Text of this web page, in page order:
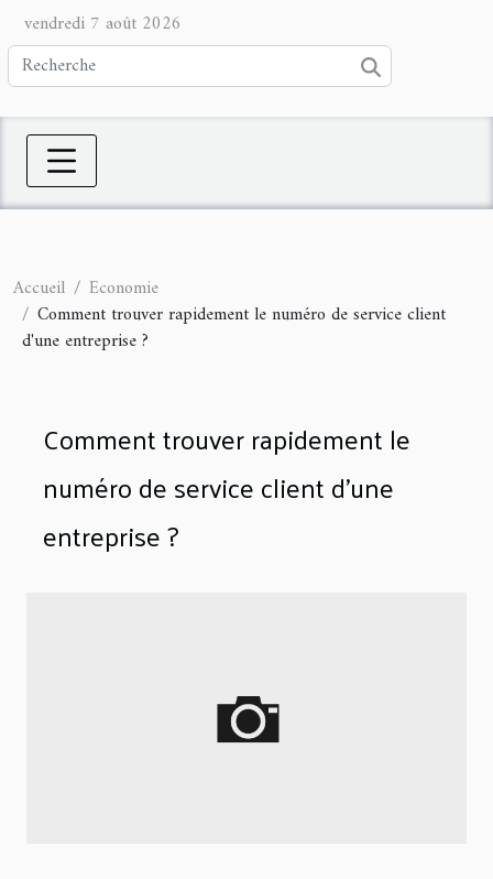
vendredi 7 août 2026
Accueil
Economie
Comment trouver rapidement le numéro de service client
d'une entreprise ?
Comment trouver rapidement le
numéro de service client d'une
entreprise ?